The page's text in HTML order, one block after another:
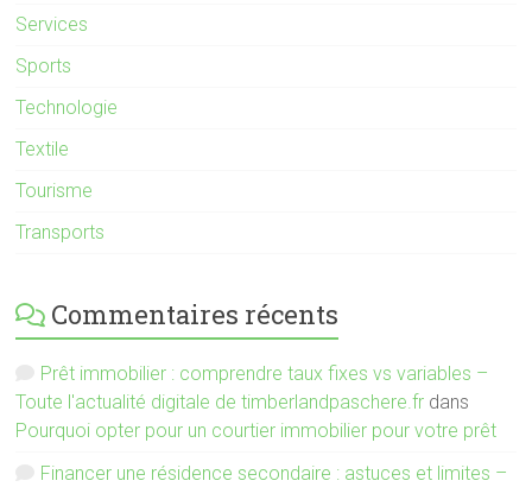
Services
Sports
Technologie
Textile
Tourisme
Transports
Commentaires récents
Prêt immobilier : comprendre taux fixes vs variables –
Toute l'actualité digitale de timberlandpaschere.fr dans
Pourquoi opter pour un courtier immobilier pour votre prêt
Financer une résidence secondaire : astuces et limites –